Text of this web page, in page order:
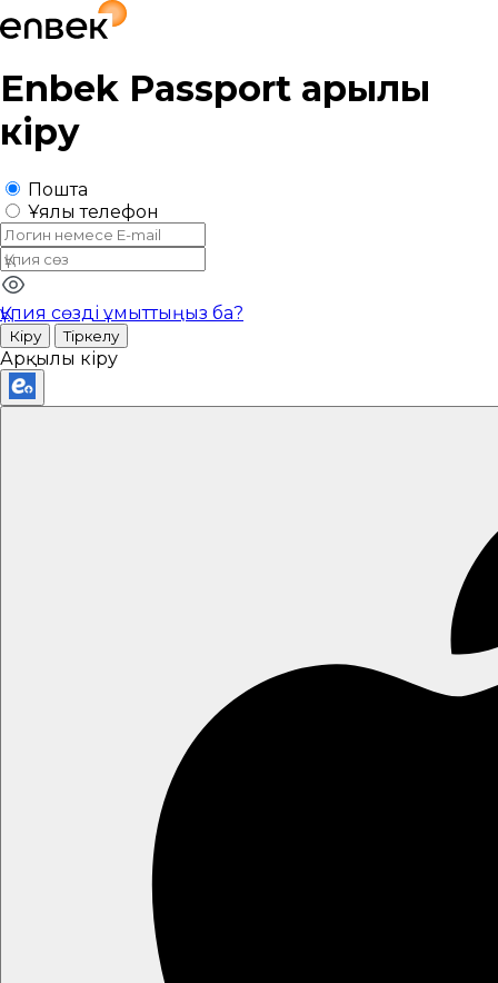
Enbek Passport арқылы
кіру
Пошта
Ұялы телефон
Құпия сөзді ұмыттыңыз ба?
Кіру Тіркелу
Арқылы кіру